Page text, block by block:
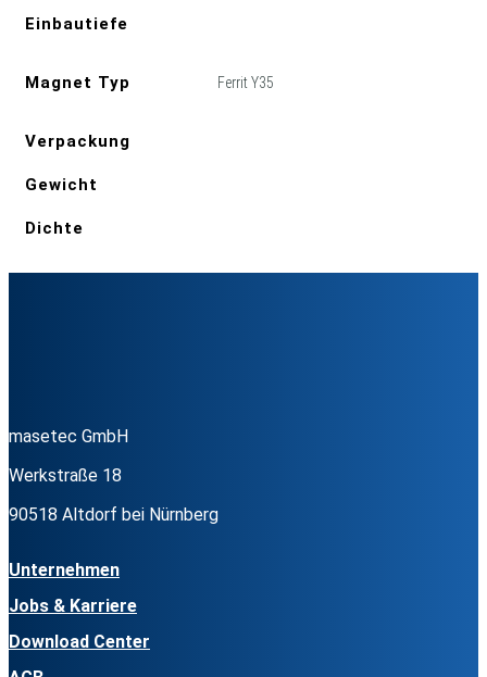
Einbautiefe
Magnet Typ Ferrit Y35
Verpackung
Gewicht
Dichte
masetec GmbH
Werkstraße 18
90518 Altdorf bei Nürnberg
Unternehmen
Jobs & Karriere
Download Center